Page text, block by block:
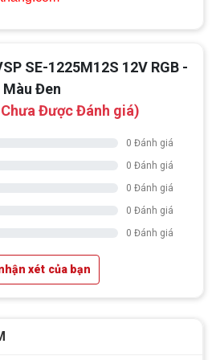
SE-1225M12S 12V RGB -
Màu Đen
Được Đánh giá)
0 Đánh giá
0 Đánh giá
0 Đánh giá
0 Đánh giá
0 Đánh giá
xét của bạn